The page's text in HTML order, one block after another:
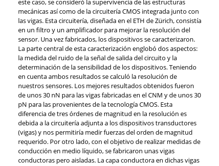
este caso, se consideró la supervivencia de las estructuras
mecánicas así como de la circuitería CMOS integrada junto con
las vigas. Esta circuitería, diseñada en el ETH de Zürich, consistía
en un filtro y un amplificador para mejorar la resolución del
sensor. Una vez fabricados, los dispositivos se caracterizaron.
La parte central de esta caracterización englobó dos aspectos:
la medida del ruido de la señal de salida del circuito y la
determinación de la sensibilidad de los dispositivos. Teniendo
en cuenta ambos resultados se calculó la resolución de
nuestros sensores. Los mejores resultados obtenidos fueron
de unos 30 nN para las vigas fabricadas en el CNM y de unos 30
pN para las provenientes de la tecnología CMOS. Esta
diferencia de tres órdenes de magnitud en la resolución es
debida a la circuitería adjunta a los dispositivos transductores
(vigas) y nos permitiría medir fuerzas del orden de magnitud
requerido. Por otro lado, con el objetivo de realizar medidas de
conducción en medio líquido, se fabricaron unas vigas
conductoras pero aisladas. La capa conductora en dichas vigas